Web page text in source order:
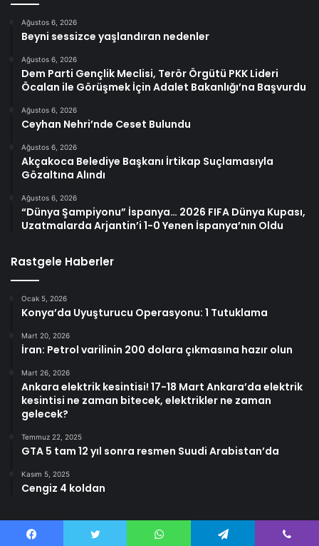
Ağustos 6, 2026
Beyni sessizce yaşlandıran nedenler
Ağustos 6, 2026
Dem Parti Gençlik Meclisi, Terör Örgütü PKK Lideri
Öcalan ile Görüşmek İçin Adalet Bakanlığı’na Başvurdu
Ağustos 6, 2026
Ceyhan Nehri’nde Ceset Bulundu
Ağustos 6, 2026
Akçakoca Belediye Başkanı İrtikap Suçlamasıyla
Gözaltına Alındı
Ağustos 6, 2026
“Dünya Şampiyonu” İspanya… 2026 FIFA Dünya Kupası,
Uzatmalarda Arjantin’i 1-0 Yenen İspanya’nın Oldu
Rastgele Haberler
Ocak 5, 2026
Konya’da Uyuşturucu Operasyonu: 1 Tutuklama
Mart 20, 2026
İran: Petrol varilinin 200 dolara çıkmasına hazır olun
Mart 26, 2026
Ankara elektrik kesintisi! 17-18 Mart Ankara’da elektrik
kesintisi ne zaman bitecek, elektrikler ne zaman
gelecek?
Temmuz 22, 2025
GTA 5 tam 12 yıl sonra resmen Suudi Arabistan’da
Kasım 5, 2025
Cengiz 4 koldan